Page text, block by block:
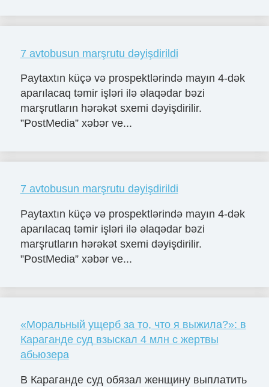
7 avtobusun marşrutu dəyişdirildi
Paytaxtın küçə və prospektlərində mayın 4-dək
aparılacaq təmir işləri ilə əlaqədar bəzi
marşrutların hərəkət sxemi dəyişdirilir.
”PostMedia” xəbər ve...
7 avtobusun marşrutu dəyişdirildi
Paytaxtın küçə və prospektlərində mayın 4-dək
aparılacaq təmir işləri ilə əlaqədar bəzi
marşrutların hərəkət sxemi dəyişdirilir.
”PostMedia” xəbər ve...
«Моральный ущерб за то, что я выжила?»: в
Караганде суд взыскал 4 млн с жертвы
абьюзера
В Караганде суд обязал женщину выплатить